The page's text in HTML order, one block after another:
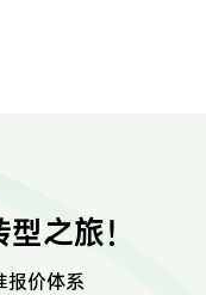
之旅！
报价体系